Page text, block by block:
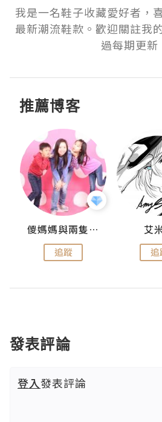
我是一名鞋子收藏愛好者，
最新潮流鞋款。歡迎關註我
過每期更新
推薦博客
儍媽媽與兩隻小魔怪之家
追蹤
艾
追
發表評論
登入發表評論